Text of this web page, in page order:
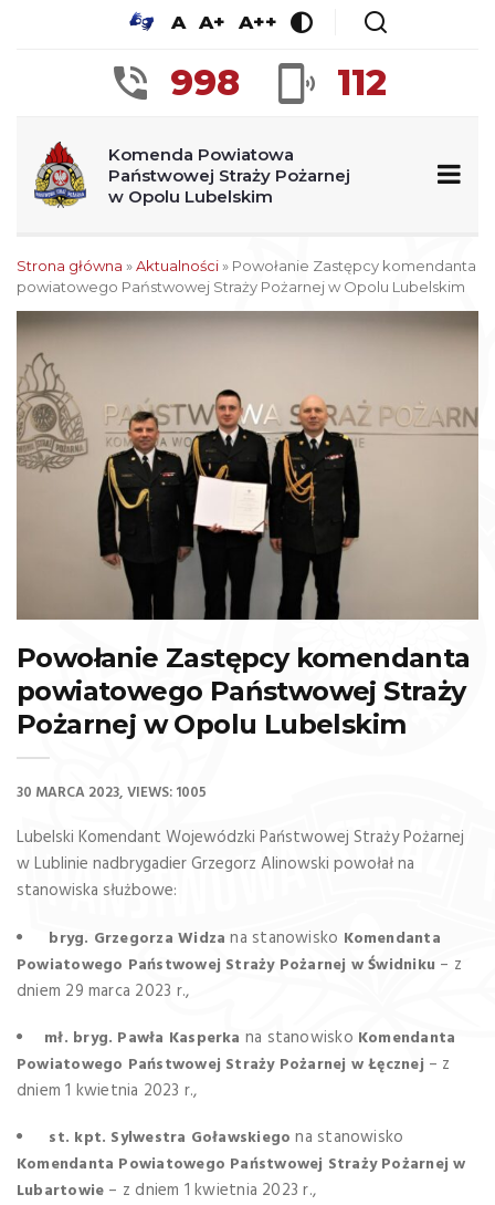
A A+ A++
998 112
Komenda Powiatowa
Państwowej Straży Pożarnej
w Opolu Lubelskim
Strona główna »Aktualności» Powołanie Zastępcy komendanta
powiatowego Państwowej Straży Pożarnej w Opolu Lubelskim
Powołanie Zastępcy komendanta
powiatowego Państwowej Straży
Pożarnej w Opolu Lubelskim
30 MARCA 2023 VIEWS: 1005
Lubelski Komendant Wojewódzki Państwowej Straży Pożarnej
w Lublinie nadbrygadier Grzegorz Alinowski powołał na
stanowiska służbowe:
bryg. Grzegorza Widza na stanowisko Komendanta
Powiatowego Państwowej Straży Pożarnej w Świdniku – z
dniem 29 marca 2023 r.,
mł. bryg. Pawła Kasperka na stanowisko Komendanta
Powiatowego Państwowej Straży Pożarnej w Łęcznej – z
dniem 1 kwietnia 2023 r.,
st. kpt. Sylwestra Goławskiegona stanowisko
Komendanta Powiatowego Państwowej Straży Pożarnej w
Lubartowie – z dniem 1 kwietnia 2023 r.,